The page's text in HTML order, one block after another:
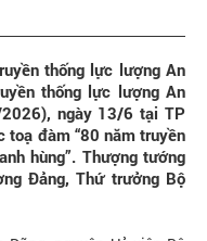
thống lực lượng An
thống lực lượng An
ngày 13/6 tại TP
toạ đàm “80 năm truyền
hùng”. Thượng tướng
Đảng, Thứ trưởng Bộ